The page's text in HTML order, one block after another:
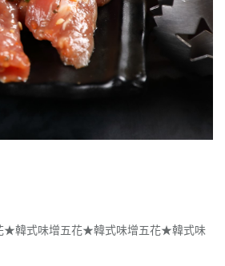
★韓式味增五花★韓式味增五花★韓式味